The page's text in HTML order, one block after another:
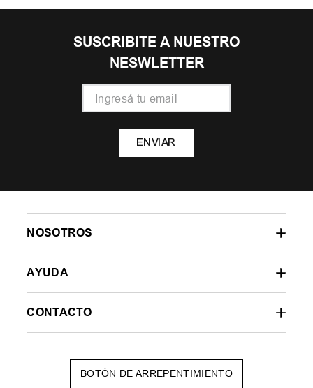
SUSCRIBITE A NUESTRO
NESWLETTER
ENVIAR
NOSOTROS
AYUDA
CONTACTO
BOTÓN DE ARREPENTIMIENTO